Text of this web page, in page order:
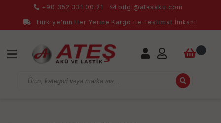
+90 352 331 00 21
bilgi@atesaku.com
Türkiye'nin Her Yerine Kargo ile Teslimat İmkanı!